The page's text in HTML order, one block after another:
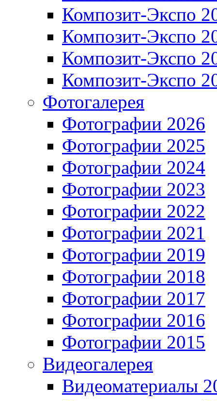
Композит-Экспо
Композит-Экспо
Композит-Экспо
Композит-Экспо
Фотогалерея
Фотографии 2026
Фотографии 2025
Фотографии 2024
Фотографии 2023
Фотографии 2022
Фотографии 2021
Фотографии 2019
Фотографии 2018
Фотографии 2017
Фотографии 2016
Фотографии 2015
Видеогалерея
Видеоматериалы